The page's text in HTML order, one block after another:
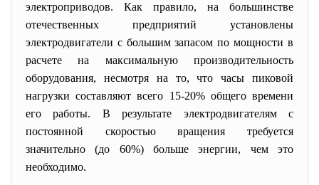
электроприводов. Как правило, на большинстве
отечественных предприятий установлены
электродвигатели с большим запасом по мощности в
расчете на максимальную производительность
оборудования, несмотря на то, что часы пиковой
нагрузки составляют всего 15-20% общего времени
его работы. В результате электродвигателям с
постоянной скоростью вращения требуется
значительно (до 60%) больше энергии, чем это
необходимо.